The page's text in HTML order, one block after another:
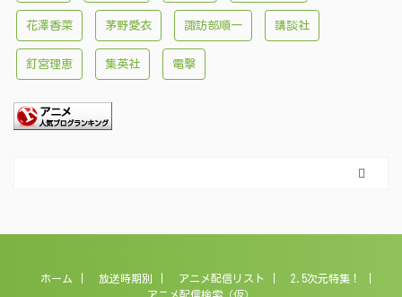
花澤香菜 茅野愛衣 諏訪部順一 講談社
釘宮理恵 集英社 電撃
ホーム 放送時期別 アニメ配信リスト
2.5次元特集！
アニメ配信検索（仮）